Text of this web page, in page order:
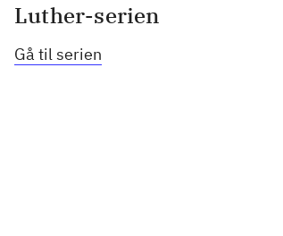
Luther-serien
Gå til serien